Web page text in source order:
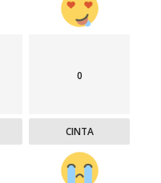
0
CINTA